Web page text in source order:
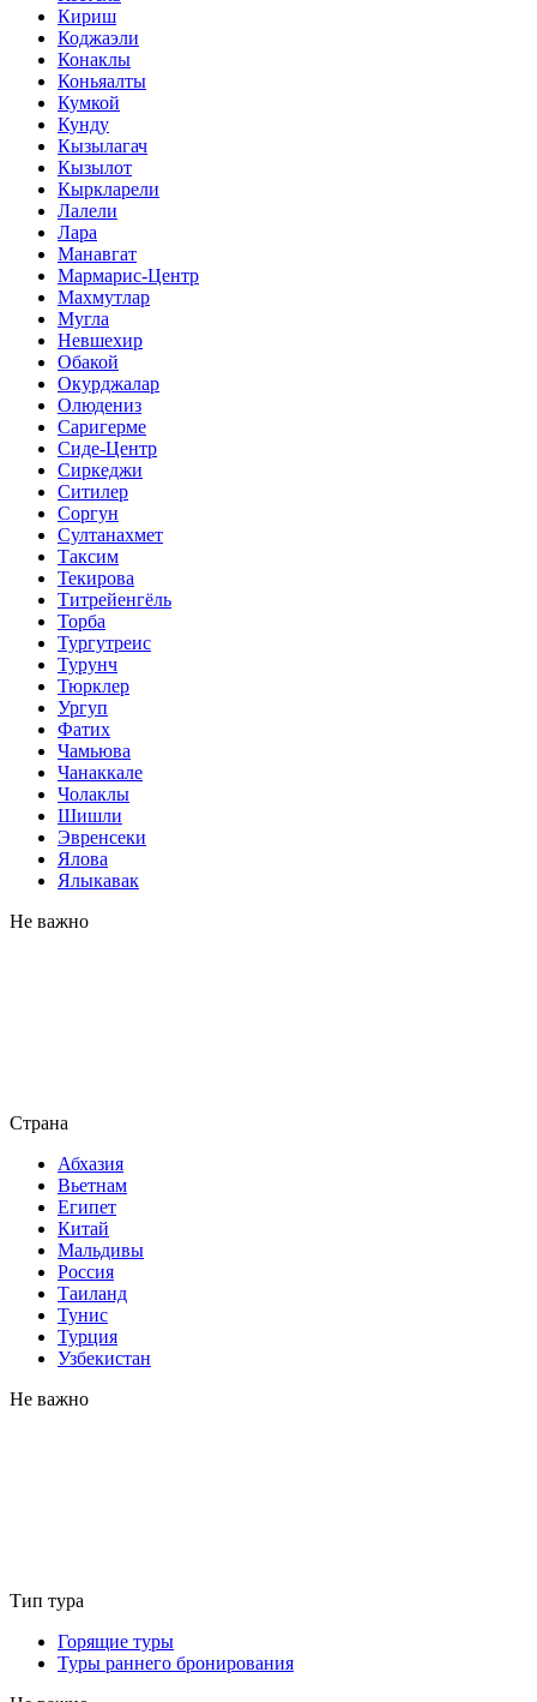
Кириш
Коджаэли
Конаклы
Коньяалты
Кумкой
Кунду
Кызылагач
Кызылот
Кыркларели
Лалели
Лара
Манавгат
Мармарис-Центр
Махмутлар
Мугла
Невшехир
Обакой
Окурджалар
Олюдениз
Саригерме
Сиде-Центр
Сиркеджи
Ситилер
Соргун
Султанахмет
Таксим
Текирова
Титрейенгёль
Торба
Тургутреис
Турунч
Тюрклер
Ургуп
Фатих
Чамьюва
Чанаккале
Чолаклы
Шишли
Эвренсеки
Ялова
Ялыкавак
Не важно
Страна
Абхазия
Вьетнам
Египет
Китай
Мальдивы
Россия
Таиланд
Тунис
Турция
Узбекистан
Не важно
Тип тура
Горящие туры
Туры раннего бронирования